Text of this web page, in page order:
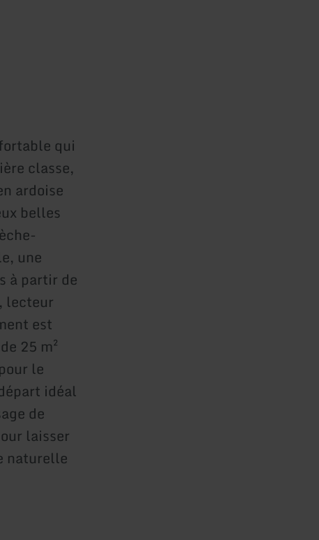
qui
classe,
ardoise
belles
une
à partir de
lecteur
est
25 m²
le
idéal
de
laisser
naturelle